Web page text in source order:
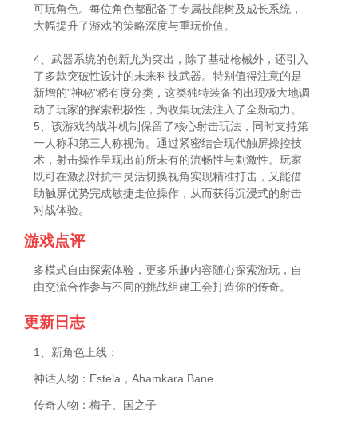
可玩角色。每位角色都配备了专属技能树及成长系统，
大幅提升了游戏的策略深度与重玩价值。
4、武器系统的创新尤为突出，除了基础枪械外，还引入
了多款突破性设计的未来科技武器。特别值得注意的是
新增的"神秘"稀有度分类，这类独特装备的出现极大地调
动了玩家的探索积极性，为收集玩法注入了全新动力。
5、该游戏的战斗机制保留了核心射击玩法，同时支持第
一人称和第三人称视角。通过紧密结合现代触屏操控技
术，射击操作呈现出前所未有的流畅性与刺激性。玩家
既可在激烈对抗中灵活切换视角实现精准打击，又能借
助触屏优势完成敏捷走位操作，从而获得沉浸式的射击
对战体验。
游戏点评
多模式自由探索体验，更多乐趣内容随心探索游玩，自
由交流合作参与不同的挑战组建工会打造你的传奇。
更新日志
1、新角色上线：
神话人物：Estela，Ahamkara Bane
传奇人物：梅子、国之子